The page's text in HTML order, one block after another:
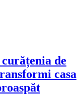
de
casa